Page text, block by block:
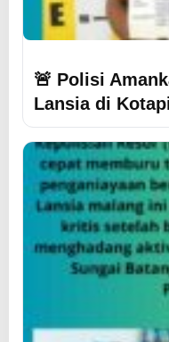
🚨 Polisi
Lansia di